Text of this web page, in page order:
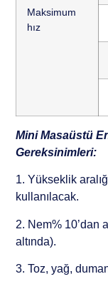
Maksimum
hız
Mini Masaüstü
Gereksinimleri:
1. Yükseklik
kullanılacak.
2. Nem% 10’dan
altında).
3. Toz, yağ,